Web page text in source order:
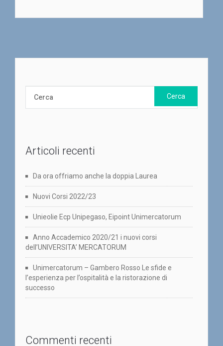
Articoli recenti
Da ora offriamo anche la doppia Laurea
Nuovi Corsi 2022/23
Unieolie Ecp Unipegaso, Eipoint Unimercatorum
Anno Accademico 2020/21 i nuovi corsi
dell’UNIVERSITA’ MERCATORUM
Unimercatorum – Gambero Rosso Le sfide e
l’esperienza per l’ospitalità e la ristorazione di
successo
Commenti recenti